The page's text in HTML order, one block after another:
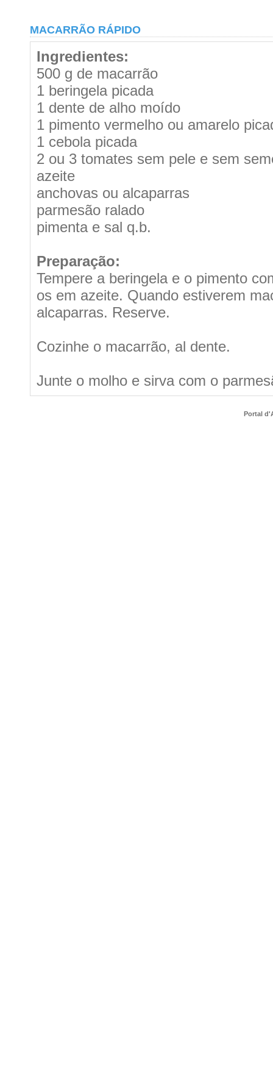
MACARRÃO RÁPIDO
Ingredientes:
500 g de macarrão
1 beringela picada
1 dente de alho moído
1 pimento vermelho ou amarelo
1 cebola picada
2 ou 3 tomates sem pele e sem
azeite
anchovas ou alcaparras
parmesão ralado
pimenta e sal q.b.
Preparação:
Tempere a beringela e o pimento
os em azeite. Quando estiverem
alcaparras. Reserve.
Cozinhe o macarrão, al dente.
Junte o molho e sirva com o
Portal